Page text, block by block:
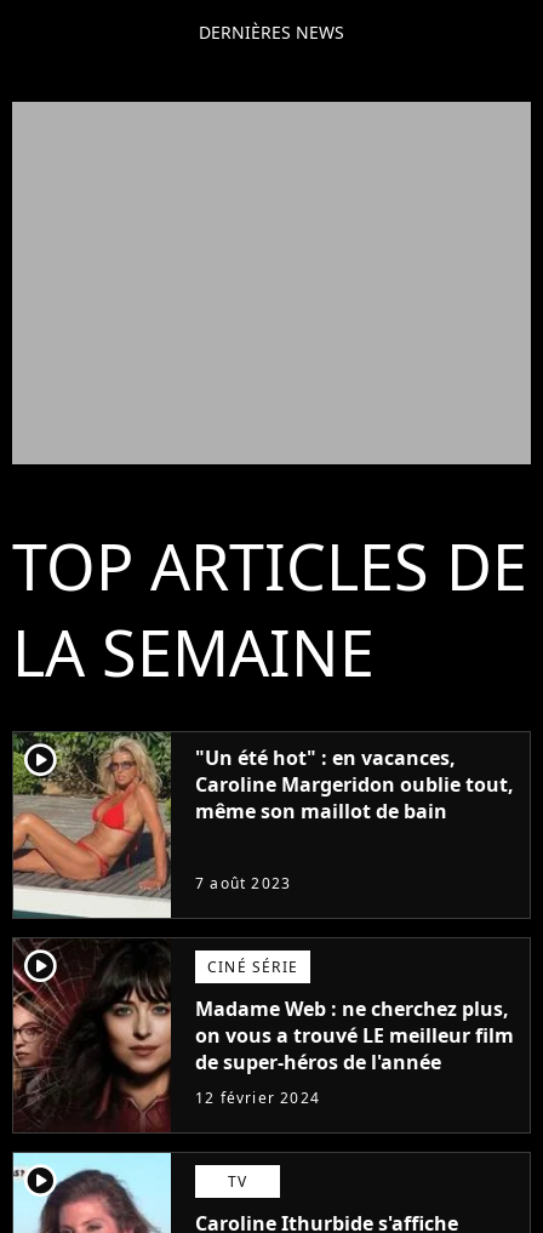
DERNIÈRES NEWS
TOP ARTICLES DE
LA SEMAINE
player2
"Un été hot" : en vacances,
Caroline Margeridon oublie tout,
même son maillot de bain
7 août 2023
player2 CINÉ SÉRIE
Madame Web : ne cherchez plus,
on vous a trouvé LE meilleur film
de super-héros de l'année
12 février 2024
player2 TV
Caroline Ithurbide s'affiche